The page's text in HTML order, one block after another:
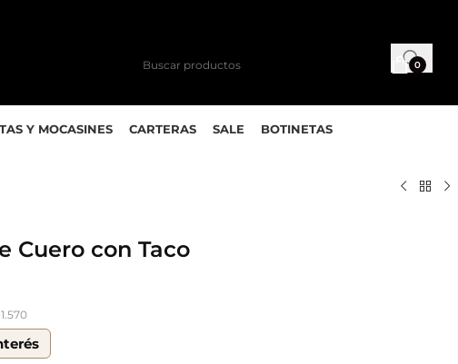
0
Y MOCASINES CARTERAS SALE BOTINETAS
Cuero con Taco